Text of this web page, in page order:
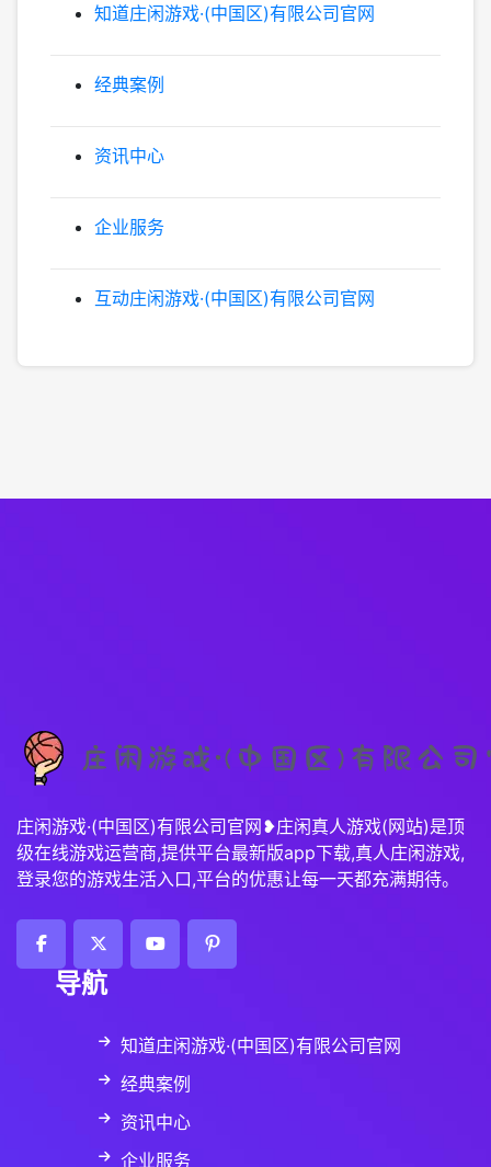
知道庄闲游戏·(中国区)有限公司官网
经典案例
资讯中心
企业服务
互动庄闲游戏·(中国区)有限公司官网
庄闲游戏·(中国区)有限公司官网❥庄闲真人游戏(网站)是顶
级在线游戏运营商,提供平台最新版app下载,真人庄闲游戏,
登录您的游戏生活入口,平台的优惠让每一天都充满期待。
导航
知道庄闲游戏·(中国区)有限公司官网
经典案例
资讯中心
企业服务